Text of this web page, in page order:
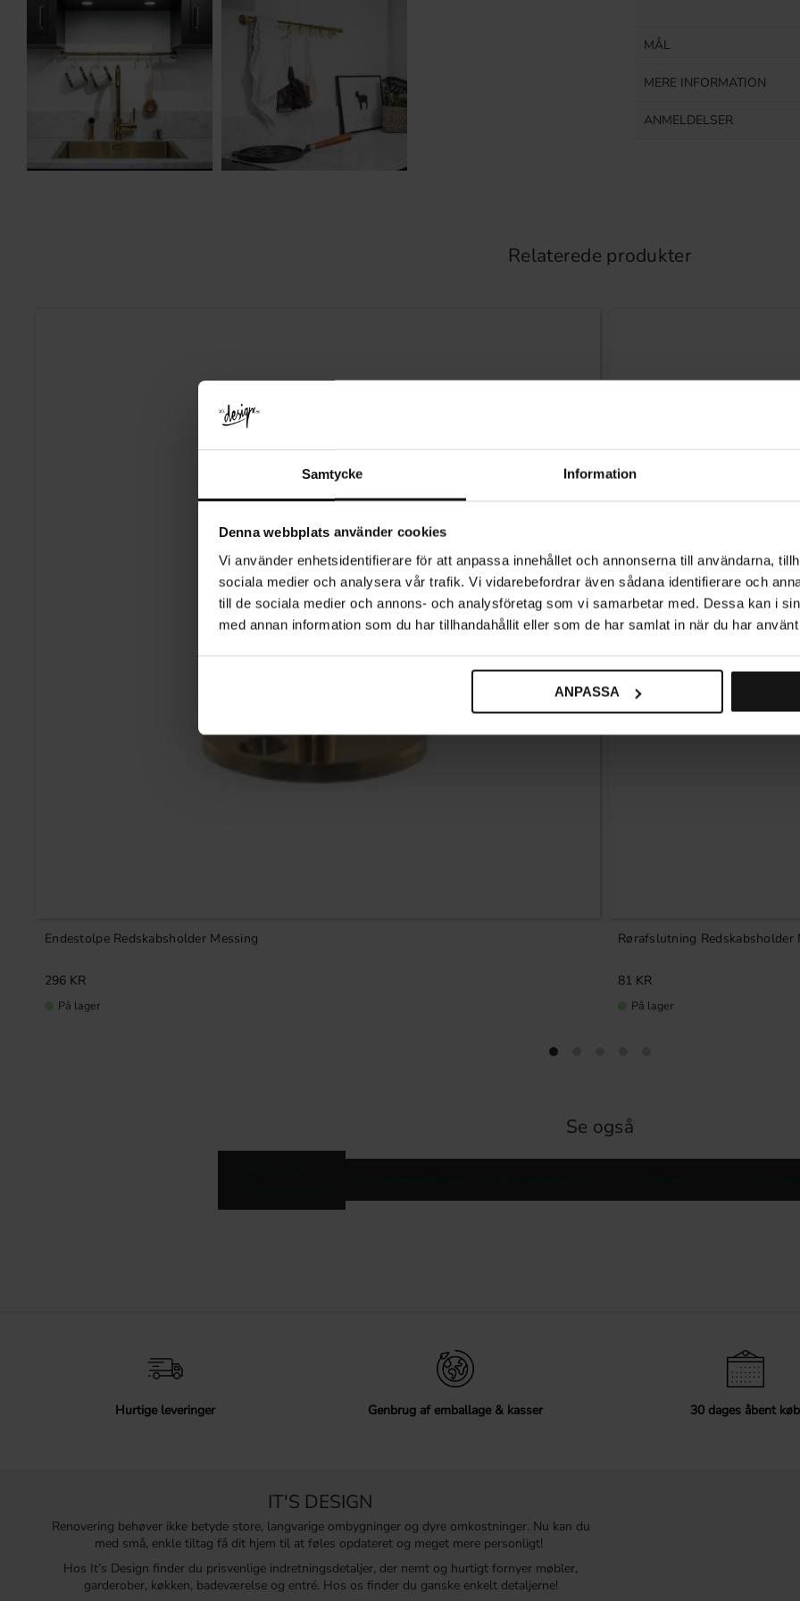
Samtycke Information
Denna webbplats använder cookies
Vi använder enhetsidentifierare för att anpassa innehållet och annonserna till användarna,
sociala medier och analysera vår trafik. Vi vidarebefordrar även sådana identifierare och
till de sociala medier och annons- och analysföretag som vi samarbetar med. Dessa kan i
med annan information som du har tillhandahållit eller som de har samlat in när du har
ANPASSA
MÅL
MERE INFORMATION
ANMELDELSER
Relaterede produkter
Endestolpe Redskabsholder Messing
296KR
På lager
Rørafslutning Redskabsholder
81 KR
På lager
Se også
Hurtige leveringer Genbrug af emballage & kasser 30 dages åbent køb
IT'S DESIGN
Renovering behøver ikke betyde store, langvarige ombygninger og dyre omkostninger. Nu kan du
med små, enkle tiltag få dit hjem til at føles opdateret og meget mere personligt!
Hos It’s Design finder du prisvenlige indretningsdetaljer, der nemt og hurtigt fornyer møbler,
garderober, køkken, badeværelse og entré. Hos os finder du ganske enkelt detaljerne!